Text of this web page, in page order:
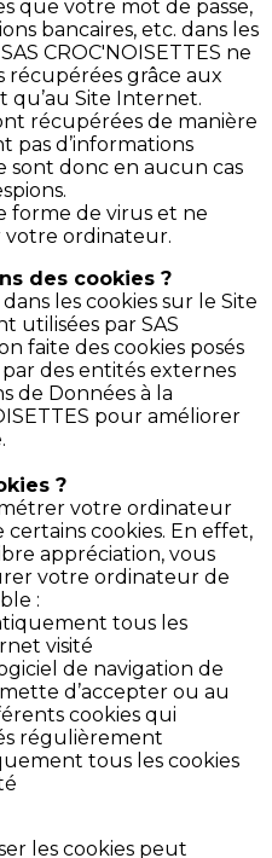
que votre mot de passe,
bancaires, etc. dans les
CROC'NOISETTES ne
récupérées grâce aux
qu’au Site Internet.
récupérées de manière
pas d’informations
sont donc en aucun cas
forme de virus et ne
votre ordinateur.
des cookies ?
les cookies sur le Site
utilisées par SAS
faite des cookies posés
des entités externes
de Données à la
pour améliorer
?
votre ordinateur
cookies. En effet,
appréciation, vous
votre ordinateur de
:
tous les
visité
de navigation de
d’accepter ou au
cookies qui
régulièrement
tous les cookies
les cookies peut